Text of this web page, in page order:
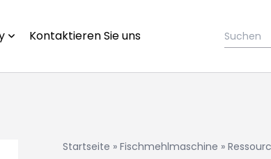
Kontaktieren Sie uns
Startseite » Fischmehlmaschine »